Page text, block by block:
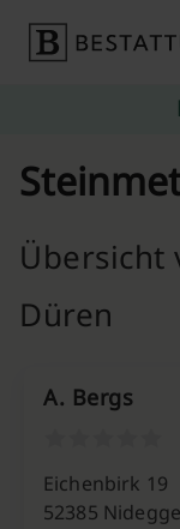
Übersicht
Düren
A. Bergs
Eichenbirk 19
52385